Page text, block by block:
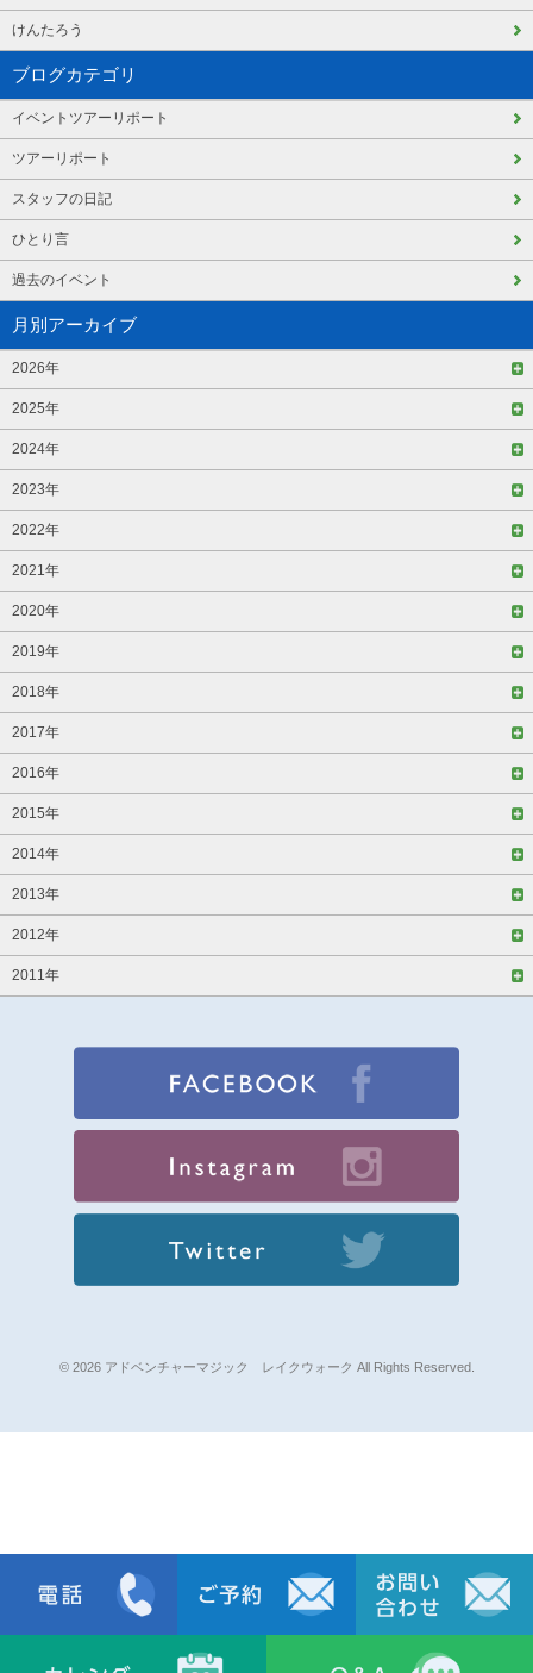
けんたろう
ブログカテゴリ
イベントツアーリポート
ツアーリポート
スタッフの日記
ひとり言
過去のイベント
月別アーカイブ
2026年
2025年
2024年
2023年
2022年
2021年
2020年
2019年
2018年
2017年
2016年
2015年
2014年
2013年
2012年
2011年
© 2026 アドベンチャーマジック レイクウォーク All Rights Reserved.